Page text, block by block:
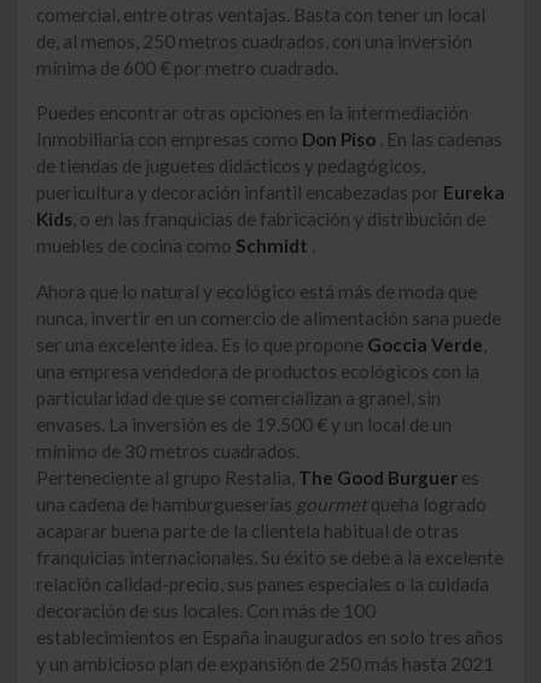
comercial, entre otras ventajas. Basta con tener un local
de, al menos, 250 metros cuadrados, con una inversión
mínima de 600 € por metro cuadrado.
Puedes encontrar otras opciones en la intermediación
Inmobiliaria con empresas como Don Piso . En las cadenas
de tiendas de juguetes didácticos y pedagógicos,
puericultura y decoración infantil encabezadas por Eureka
Kids , o en las franquicias de fabricación y distribución de
muebles de cocina como Schmidt .
Ahora que lo natural y ecológico está más de moda que
nunca, invertir en un comercio de alimentación sana puede
ser una excelente idea. Es lo que propone Goccia Verde
una empresa vendedora de productos ecológicos con la
particularidad de que se comercializan a granel, sin
envases. La inversión es de 19.500 € y un local de un
mínimo de 30 metros cuadrados.
Perteneciente al grupo Restalia, The Good Burguer es
una cadena de hamburgueserías gourmet queha logrado
acaparar buena parte de la clientela habitual de otras
franquicias internacionales. Su éxito se debe a la excelente
relación calidad-precio, sus panes especiales o la cuidada
decoración de sus locales. Con más de 100
establecimientos en España inaugurados en solo tres años
y un ambicioso plan de expansión de 250 más hasta 2021